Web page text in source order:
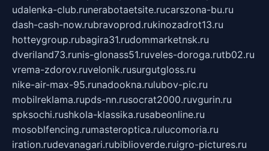
udalenka-club.runerabotaetsite.rucarszona-bu.ru
dash-cash-now.rubravoprod.rukinozadrot13.ru
hotteygroup.rubagira31.rudommarketnsk.ru
dveriland73.runis-glonass51.ruveles-doroga.rutb02.ru
vrema-zdorov.ruvelonik.rusurgutgloss.ru
nike-air-max-95.runadookna.rulubov-pic.ru
mobilreklama.rupds-nn.rusocrat2000.ruvgurin.ru
spksochi.rushkola-klassika.rusabeonline.ru
mosoblfencing.rumasteroptica.rulucomoria.ru
iration.rudevanagari.rubiblioverde.ruigro-pictures.ru